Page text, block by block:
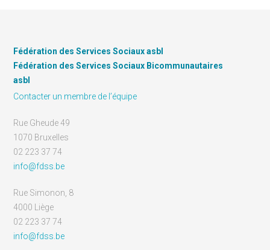
Fédération des Services Sociaux asbl
Fédération des Services Sociaux Bicommunautaires
asbl
Contacter un membre de l’équipe
Rue Gheude 49
1070 Bruxelles
02 223 37 74
info@fdss.be
Rue Simonon, 8
4000 Liège
02 223 37 74
info@fdss.be